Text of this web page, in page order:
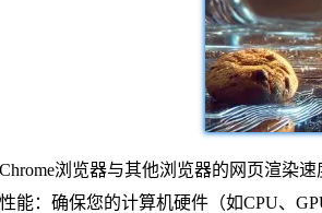
浏览器与其他浏览器的网页渲染
能：确保您的计算机硬件（如CPU、